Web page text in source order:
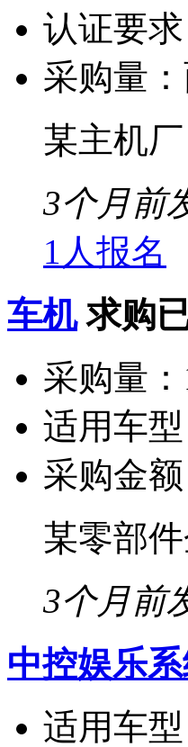
认证要求
采购量：
某主机厂
3个月前
1人报名
车机 求购
采购量：
适用车型
采购金额
某零部
3个月前
中控娱乐
适用车型